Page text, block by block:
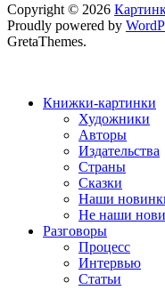
Copyright © 2026
Proudly powered by
GretaThemes.
Книжки-картинки
Художники
Авторы
Издательства
Страны
Сказки
Наши
Не наши
Разговоры
Процесс
Интервью
Статьи